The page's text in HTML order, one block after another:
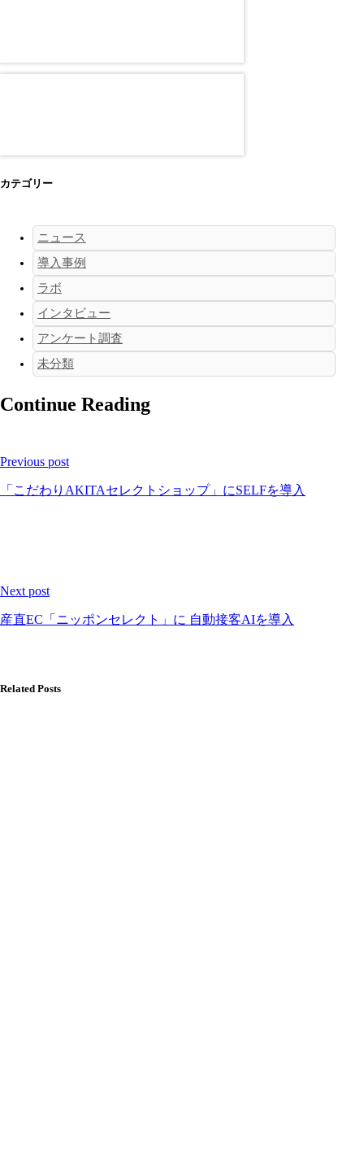
カテゴリー
ニュース
導入事例
ラボ
インタビュー
アンケート調査
未分類
Continue Reading
Previous post
「こだわりAKITAセレクトショップ」にSELFを導入
Next post
産直EC「ニッポンセレクト」に 自動接客AIを導入
Related Posts